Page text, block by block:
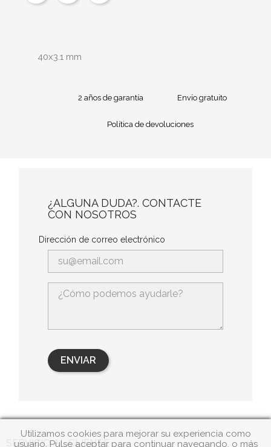
40x3.1 mm
2 años de garantía Envío gratuito
Política de devoluciones
¿ALGUNA DUDA?. CONTACTE
CON NOSOTROS
Dirección de correo electrónico
SERVICIO AL CLIENTE
Utilizamos cookies para mejorar su experiencia como
usuario. Pulse aceptar para continuar navegando, o más